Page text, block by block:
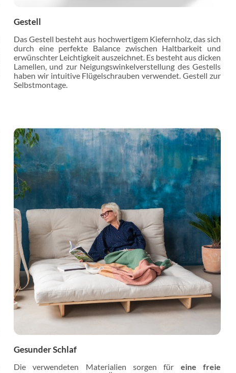
Gestell
Das Gestell besteht aus hochwertigem Kiefernholz, das sich
durch eine perfekte Balance zwischen Haltbarkeit und
erwünschter Leichtigkeit auszeichnet. Es besteht aus dicken
Lamellen, und zur Neigungswinkelverstellung des Gestells
haben wir intuitive Flügelschrauben verwendet. Gestell zur
Selbstmontage.
Gesunder Schlaf
Die verwendeten Materialien sorgen für eine freie